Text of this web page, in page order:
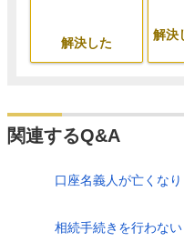
解決した
解決
関連するQ&A
口座名義人が亡くな
相続手続きを行わな